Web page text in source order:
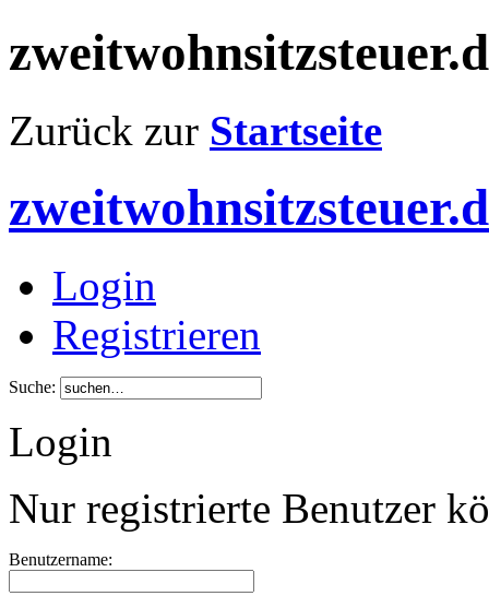
Zurück zur Startseite
Login
Registrieren
Suche:
Login
Nur registrierte Benutzer
Benutzername: